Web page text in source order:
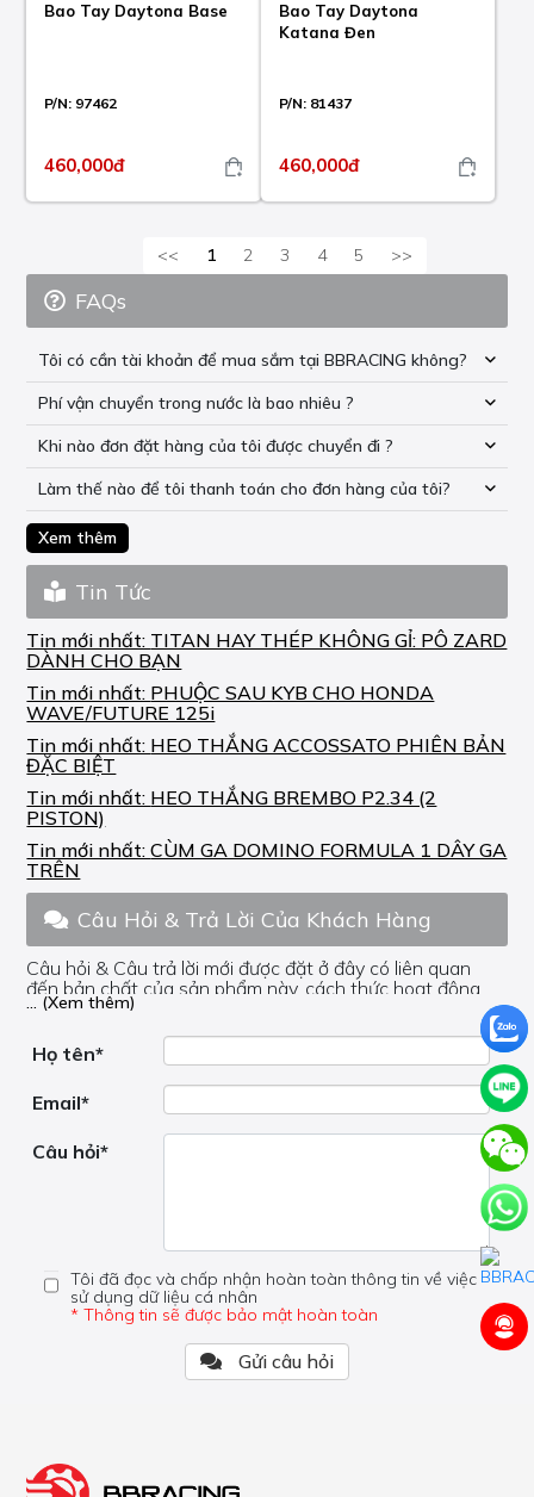
Bao Tay Daytona Base
P/N: 97462
460,000đ
Bao Tay Daytona
Katana Đen
P/N: 81437
460,000đ
<< 1 2 3 4 5 >>
FAQs
Tôi có cần tài khoản để mua sắm tại BBRACING không?
Phí vận chuyển trong nước là bao nhiêu ?
Khi nào đơn đặt hàng của tôi được chuyển đi ?
Làm thế nào để tôi thanh toán cho đơn hàng của tôi?
Xem thêm
Tin Tức
Tin mới nhất: TITAN HAY THÉP KHÔNG GỈ: PÔ ZARD
DÀNH CHO BẠN
Tin mới nhất: PHUỘC SAU KYB CHO HONDA
WAVE/FUTURE 125i
Tin mới nhất: HEO THẮNG ACCOSSATO PHIÊN BẢN
ĐẶC BIỆT
Tin mới nhất: HEO THẮNG BREMBO P2.34 (2
PISTON)
Tin mới nhất:CÙM GA DOMINO FORMULA 1 DÂY GA
TRÊN
Câu Hỏi & Trả Lời Của Khách Hàng
Câu hỏi & Câu trả lời mới được đặt ở đây có liên quan
đến bản chất của sản phẩm này, cách thức hoạt động,
nơi hoạt động, liệu nó có hữu ích không, v.v.
Nếu bạn cần trợ giúp về phần khác, vui lòng không đặt
câu hỏi của bạn ở đây mà bên trong trang đó.
... (Xem thêm)
Họ tên*
Email*
Câu hỏi*
Tôi đã đọc và chấp nhận hoàn toàn thông tin về việc
sử dụng dữ liệu cá nhân
* Thông tin sẽ được bảo mật hoàn toàn
Gửi câu hỏi